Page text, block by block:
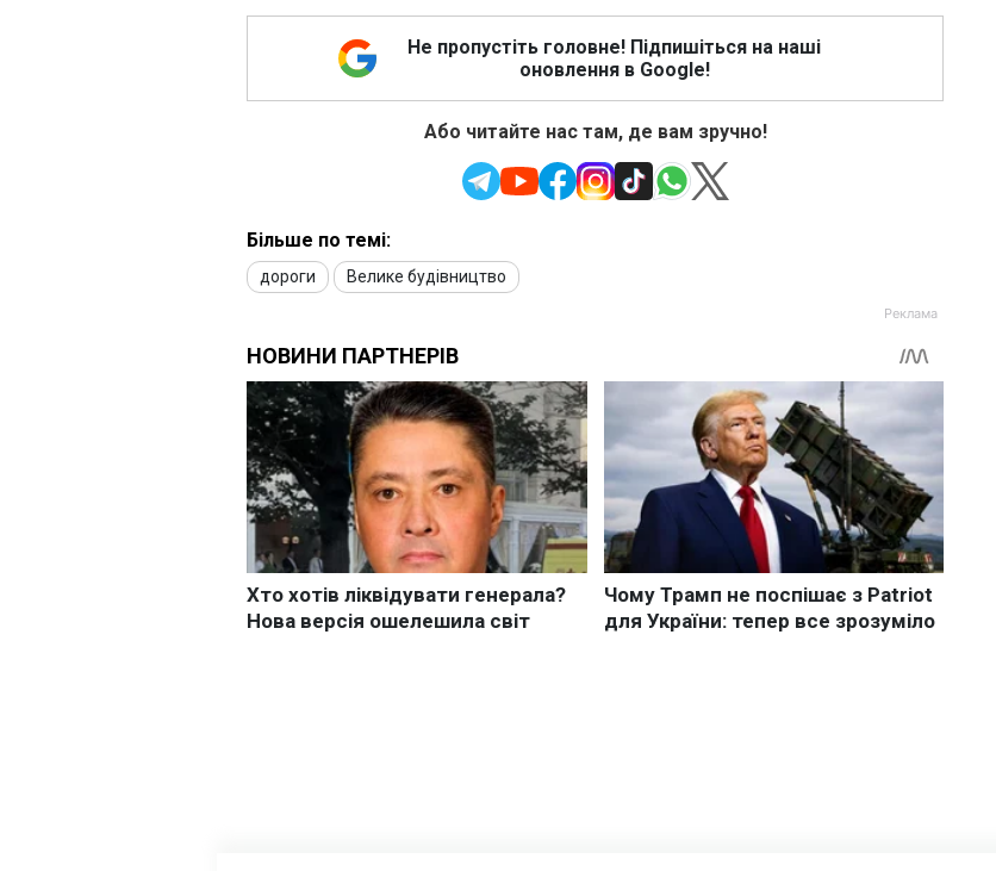
Не пропустіть головне! Підпишіться на наші
оновлення в Google!
Або читайте нас там, де вам зручно!
Більше по темі:
дороги Велике будівництво